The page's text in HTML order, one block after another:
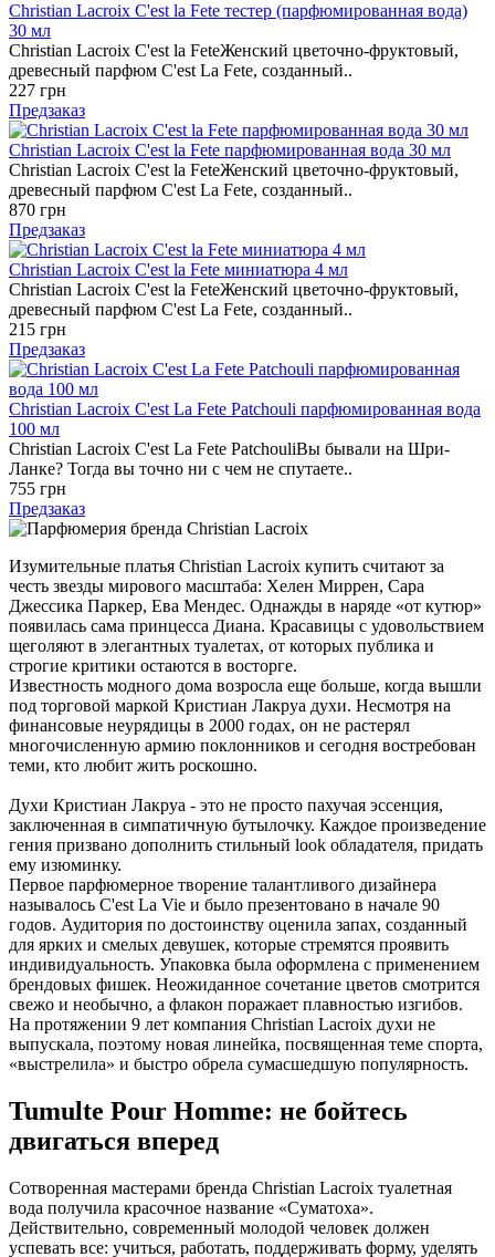
Christian Lacroix C'est la Fete тестер (парфюмированная вода)
30 мл
Christian Lacroix C'est la FeteЖенский цветочно-фруктовый,
древесный парфюм C'est La Fete, созданный..
227 грн
Предзаказ
Christian Lacroix C'est la Fete парфюмированная вода 30 мл
Christian Lacroix C'est la FeteЖенский цветочно-фруктовый,
древесный парфюм C'est La Fete, созданный..
870 грн
Предзаказ
Christian Lacroix C'est la Fete миниатюра 4 мл
Christian Lacroix C'est la FeteЖенский цветочно-фруктовый,
древесный парфюм C'est La Fete, созданный..
215 грн
Предзаказ
Christian Lacroix C'est La Fete Patchouli парфюмированная вода
100 мл
Christian Lacroix C'est La Fete PatchouliВы бывали на Шри-
Ланке? Тогда вы точно ни с чем не спутаете..
755 грн
Предзаказ
Изумительные платья Christian Lacroix купить считают за
честь звезды мирового масштаба: Хелен Миррен, Сара
Джессика Паркер, Ева Мендес. Однажды в наряде «от кутюр»
появилась сама принцесса Диана. Красавицы с удовольствием
щеголяют в элегантных туалетах, от которых публика и
строгие критики остаются в восторге.
Известность модного дома возросла еще больше, когда вышли
под торговой маркой Кристиан Лакруа духи. Несмотря на
финансовые неурядицы в 2000 годах, он не растерял
многочисленную армию поклонников и сегодня востребован
теми, кто любит жить роскошно.
Духи Кристиан Лакруа - это не просто пахучая эссенция,
заключенная в симпатичную бутылочку. Каждое произведение
гения призвано дополнить стильный look обладателя, придать
ему изюминку.
Первое парфюмерное творение талантливого дизайнера
называлось C'est La Vie и было презентовано в начале 90
годов. Аудитория по достоинству оценила запах, созданный
для ярких и смелых девушек, которые стремятся проявить
индивидуальность. Упаковка была оформлена с применением
брендовых фишек. Неожиданное сочетание цветов смотрится
свежо и необычно, а флакон поражает плавностью изгибов.
На протяжении 9 лет компания Christian Lacroix духи не
выпускала, поэтому новая линейка, посвященная теме спорта,
«выстрелила» и быстро обрела сумасшедшую популярность.
Tumulte Pour Homme: не бойтесь
двигаться вперед
Сотворенная мастерами бренда Christian Lacroix туалетная
вода получила красочное название «Суматоха».
Действительно, современный молодой человек должен
успевать все: учиться, работать, поддерживать форму, уделять